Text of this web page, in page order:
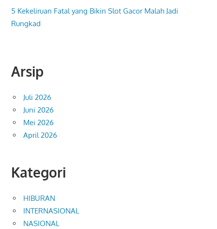
5 Kekeliruan Fatal yang Bikin Slot Gacor Malah Jadi
Rungkad
Arsip
Juli 2026
Juni 2026
Mei 2026
April 2026
Kategori
HIBURAN
INTERNASIONAL
NASIONAL